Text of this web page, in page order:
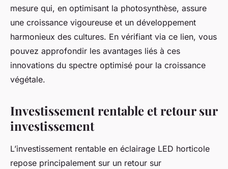
mesure qui, en optimisant la photosynthèse, assure
une croissance vigoureuse et un développement
harmonieux des cultures. En vérifiant via ce lien, vous
pouvez approfondir les avantages liés à ces
innovations du spectre optimisé pour la croissance
végétale.
Investissement rentable et retour sur
investissement
L’investissement rentable en éclairage LED horticole
repose principalement sur un retour sur